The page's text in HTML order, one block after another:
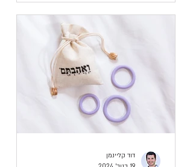
דוד קליינמן